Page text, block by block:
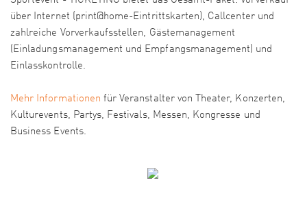
über Internet (print@home-Eintrittskarten), Callcenter und
zahlreiche Vorverkaufsstellen, Gästemanagement
(Einladungsmanagement und Empfangsmanagement) und
Einlasskontrolle.
Mehr Informationen für Veranstalter von Theater, Konzerten,
Kulturevents, Partys, Festivals, Messen, Kongresse und
Business Events.